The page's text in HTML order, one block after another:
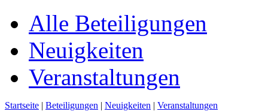
Alle Beteiligungen
Neuigkeiten
Veranstaltungen
Startseite | Beteiligungen | Neuigkeiten | Veranstaltungen